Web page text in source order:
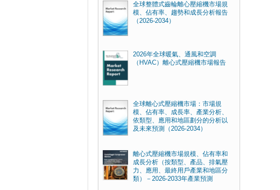
全球整體式齒輪離心壓縮機市場規
模、佔有率、趨勢和成長分析報告
（2026-2034）
2026年全球暖氣、通風和空調
（HVAC）離心式壓縮機市場報告
全球離心式壓縮機市場：市場規
模、佔有率、成長率、產業分析、
依類型、應用和地區劃分的分析以
及未來預測（2026-2034）
離心式壓縮機市場規模、佔有率和
成長分析（按類型、產品、排氣壓
力、應用、最終用戶產業和地區分
類）－2026-2033年產業預測